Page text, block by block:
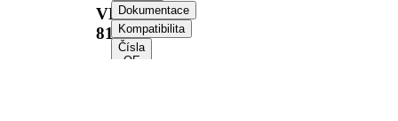
VKDY
815007
Dokumentace
Kompatibilita
Čísla
OE